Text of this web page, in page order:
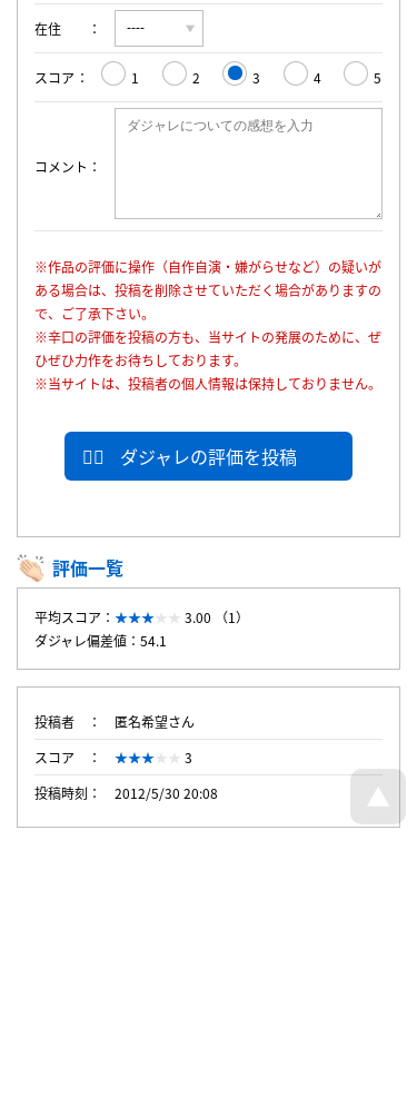
在住
スコア 1 2 3 4 5
コメント
※作品の評価に操作（自作自演・嫌がらせなど）の疑いが
ある場合は、投稿を削除させていただく場合がありますの
で、ご了承下さい。
※辛口の評価を投稿の方も、当サイトの発展のために、ぜ
ひぜひ力作をお待ちしております。
※当サイトは、投稿者の個人情報は保持しておりません。
ダジャレの評価を投稿
評価一覧
平均スコア：
3.00 （1）
ダジャレ偏差値：54.1
投稿者
匿名希望さん
スコア
3
投稿時刻
2012/5/30 20:08